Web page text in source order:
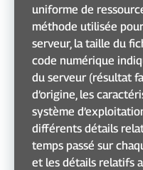
uniforme de
méthode utilisée
serveur, la taille du
code numérique
du serveur (résultat
d’origine, les
système
différents détails
temps passé sur
et les détails relatifs